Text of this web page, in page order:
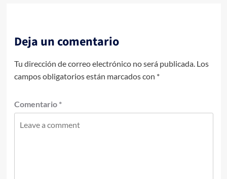
Deja un comentario
Tu dirección de correo electrónico no será publicada. Los
campos obligatorios están marcados con *
Comentario *